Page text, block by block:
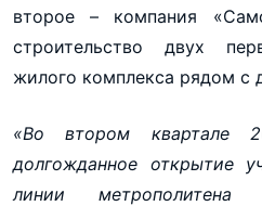
второе – компания
строительство двух
жилого комплекса рядом с
«Во втором квартале
долгожданное открытие
линии